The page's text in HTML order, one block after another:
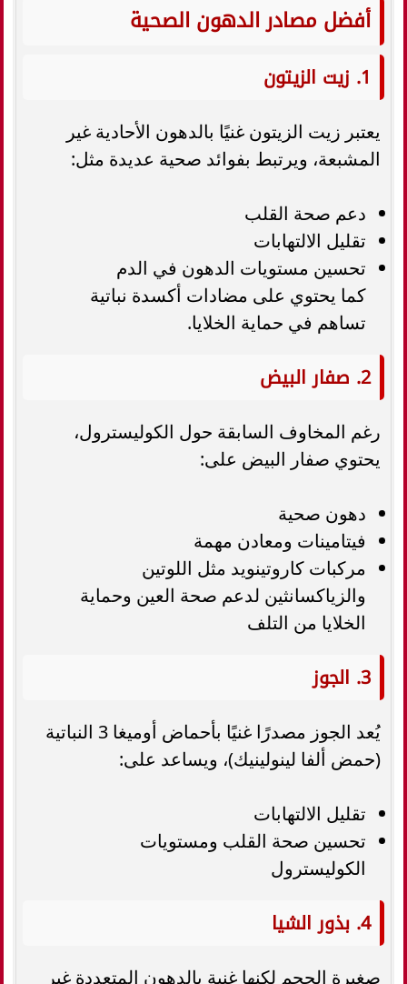
أفضل مصادر الدهون الصحية
1. زيت الزيتون
يعتبر زيت الزيتون غنيًا بالدهون الأحادية غير
المشبعة، ويرتبط بفوائد صحية عديدة مثل:
دعم صحة القلب
تقليل الالتهابات
تحسين مستويات الدهون في الدم
كما يحتوي على مضادات أكسدة نباتية
تساهم في حماية الخلايا.
2. صفار البيض
رغم المخاوف السابقة حول الكوليسترول،
يحتوي صفار البيض على:
دهون صحية
فيتامينات ومعادن مهمة
مركبات كاروتينويد مثل اللوتين
والزياكسانثين لدعم صحة العين وحماية
الخلايا من التلف
3. الجوز
يُعد الجوز مصدرًا غنيًا بأحماض أوميغا 3 النباتية
(حمض ألفا لينولينيك)، ويساعد على:
تقليل الالتهابات
تحسين صحة القلب ومستويات
الكوليسترول
4. بذور الشيا
صغيرة الحجم لكنها غنية بالدهون المتعددة غير